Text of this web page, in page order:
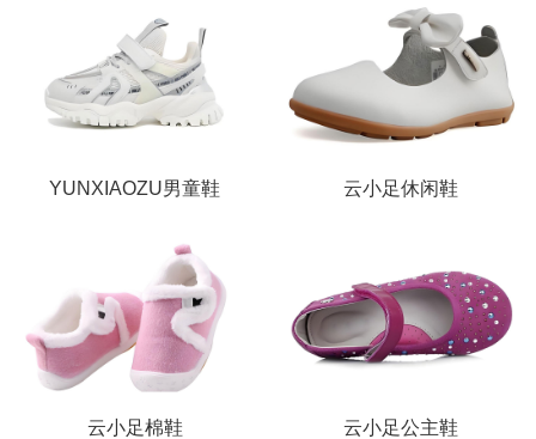
YUNXIAOZU男童鞋 ‌云小足休闲鞋
‌云小足棉鞋 ‌云小足公主鞋